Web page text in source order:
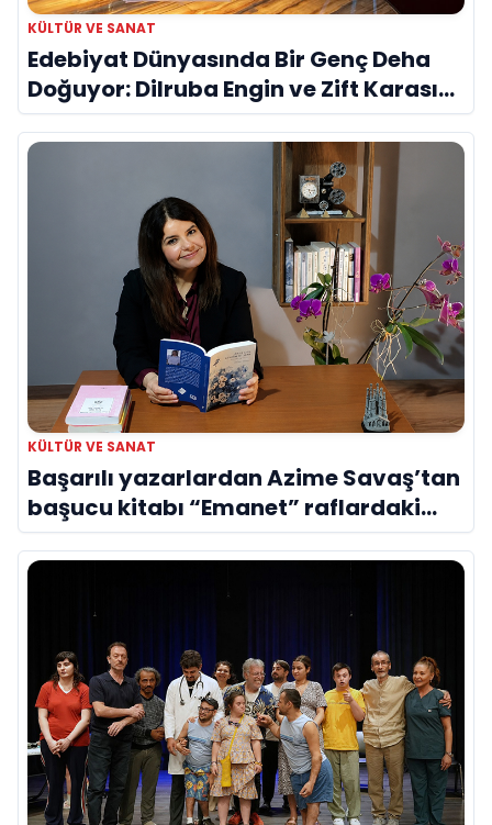
KÜLTÜR VE SANAT
Edebiyat Dünyasında Bir Genç Deha
Doğuyor: Dilruba Engin ve Zift Karası
Evreni ‘AVENOİR’
KÜLTÜR VE SANAT
Başarılı yazarlardan Azime Savaş’tan
başucu kitabı “Emanet” raflardaki
yerini aldı